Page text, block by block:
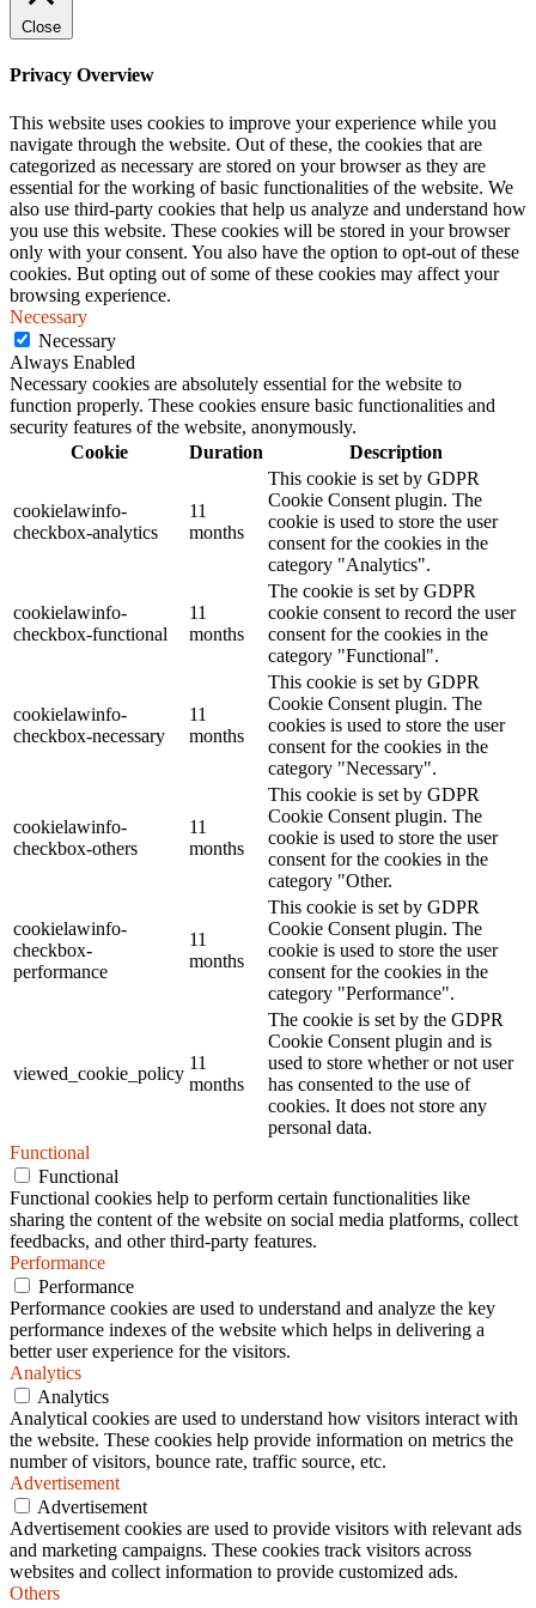
Close
Privacy Overview
This website uses cookies to improve your experience while you
navigate through the website. Out of these, the cookies that are
categorized as necessary are stored on your browser as they are
essential for the working of basic functionalities of the website. We
also use third-party cookies that help us analyze and understand how
you use this website. These cookies will be stored in your browser
only with your consent. You also have the option to opt-out of these
cookies. But opting out of some of these cookies may affect your
browsing experience.
Necessary
Necessary
Always Enabled
Necessary cookies are absolutely essential for the website to
function properly. These cookies ensure basic functionalities and
security features of the website, anonymously.
Cookie
Duration Description
cookielawinfo-
checkbox-analytics
11
months
This cookie is set by GDPR
Cookie Consent plugin. The
cookie is used to store the user
consent for the cookies in the
category "Analytics".
cookielawinfo-
checkbox-functional
11
months
The cookie is set by GDPR
cookie consent to record the user
consent for the cookies in the
category "Functional".
cookielawinfo-
checkbox-necessary
11
months
This cookie is set by GDPR
Cookie Consent plugin. The
cookies is used to store the user
consent for the cookies in the
category "Necessary".
cookielawinfo-
checkbox-others
11
months
This cookie is set by GDPR
Cookie Consent plugin. The
cookie is used to store the user
consent for the cookies in the
category "Other.
cookielawinfo-
checkbox-
performance
11
months
This cookie is set by GDPR
Cookie Consent plugin. The
cookie is used to store the user
consent for the cookies in the
category "Performance".
viewed_cookie_policy
11
months
The cookie is set by the GDPR
Cookie Consent plugin and is
used to store whether or not user
has consented to the use of
cookies. It does not store any
personal data.
Functional
Functional
Functional cookies help to perform certain functionalities like
sharing the content of the website on social media platforms, collect
feedbacks, and other third-party features.
Performance
Performance
Performance cookies are used to understand and analyze the key
performance indexes of the website which helps in delivering a
better user experience for the visitors.
Analytics
Analytics
Analytical cookies are used to understand how visitors interact with
the website. These cookies help provide information on metrics the
number of visitors, bounce rate, traffic source, etc.
Advertisement
Advertisement
Advertisement cookies are used to provide visitors with relevant ads
and marketing campaigns. These cookies track visitors across
websites and collect information to provide customized ads.
Others